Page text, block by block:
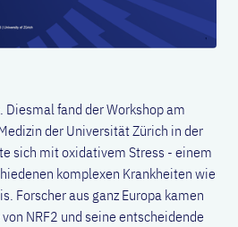
Diesmal fand der Workshop am
der Universität Zürich in der
sich mit oxidativem Stress - einem
komplexen Krankheiten wie
Forscher aus ganz Europa kamen
NRF2 und seine entscheidende